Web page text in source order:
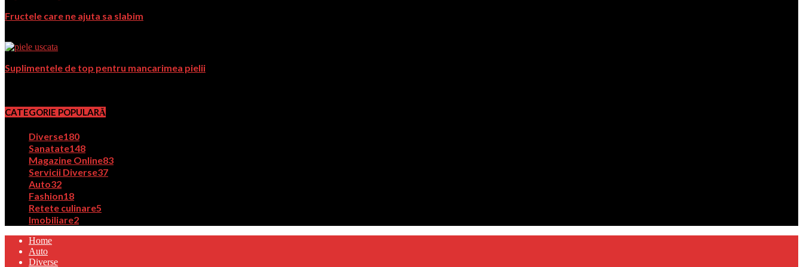
Fructele care ne ajuta sa slabim
Suplimentele de top pentru mancarimea pielii
CATEGORIE POPULARĂ
Diverse180
Sanatate148
Magazine Online83
Servicii Diverse37
Auto32
Fashion18
Retete culinare5
Imobiliare2
Home
Auto
Diverse